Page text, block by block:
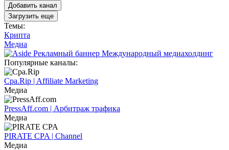
Добавить канал
Загрузить еще
Темы:
Крипта
Медиа
Популярные каналы:
Cpa.Rip | Affiliate Marketing
Медиа
PressAff.com | Арбитраж трафика
Медиа
PIRATE CPA | Channel
Медиа